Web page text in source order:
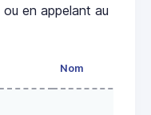
ou en appelant au
Nom